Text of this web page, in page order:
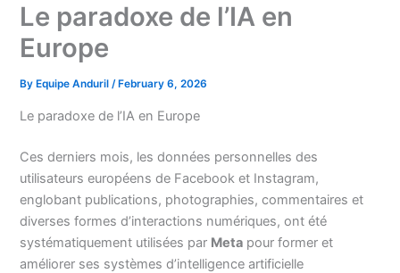
Le paradoxe de l’IA en
Europe
By Equipe Anduril/ February 6, 2026
Le paradoxe de l’IA en Europe
Ces derniers mois, les données personnelles des
utilisateurs européens de Facebook et Instagram,
englobant publications, photographies, commentaires et
diverses formes d’interactions numériques, ont été
systématiquement utilisées par Meta pour former et
améliorer ses systèmes d’intelligence artificielle